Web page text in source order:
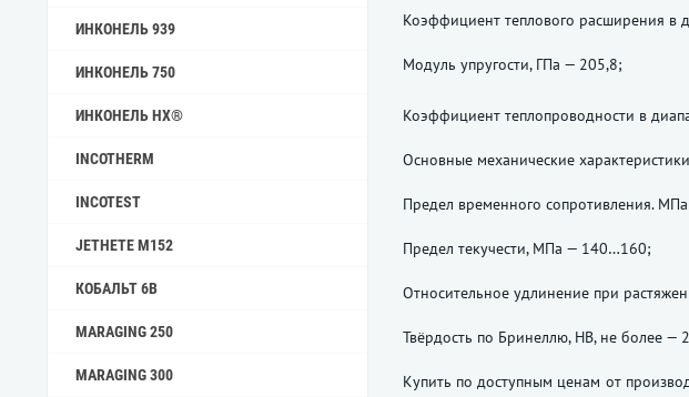
ИНКОНЕЛЬ 939
ИНКОНЕЛЬ 750
ИНКОНЕЛЬ HX®
INCOTHERM
INCOTEST
JETHETE M152
КОБАЛЬТ 6B
MARAGING 250
MARAGING 300
Коэффициент теплового расширения в
Модуль упругости, ГПа — 205,8;
Коэффициент теплопроводности в
Основные механические
Предел временного сопротивления.
Предел текучести, МПа — 140…160;
Относительное удлинение при
Твёрдость по Бринеллю, НВ, не более —
Купить по доступным ценам от